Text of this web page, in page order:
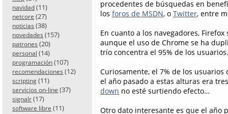
navidad (11)
netcore (27)
noticias (38)
novedades (157)
patrones (20)
personal (14)
programación (107)
recomendaciones (12)
scripting (11)
servicios on-line (37)
signalr (17)
software libre (11)
procedentes de búsquedas en
los foros de MSDN, o Twitter, entre
En cuanto a los navegadores,
aunque el uso de Chrome se ha
trío concentra el 95% de los usuarios.
Curiosamente, el 7% de los
el año pasado a estas alturas era
down no esté surtiendo efecto…
Otro dato interesante es que el año